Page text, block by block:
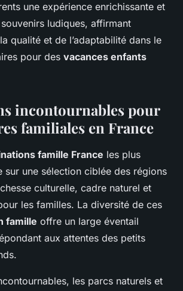
une expérience enrichissante et
ludiques, affirmant
qualité et de l’adaptabilité dans le
pour des vacances enfants
incontournables pour
familiales en France
famille France les plus
sur une sélection ciblée des régions
culturelle, cadre naturel et
les familles. La diversité de ces
famille offre un large éventail
aux attentes des petits
les parcs naturels et